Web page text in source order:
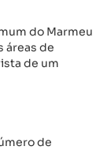
do Marmeu
áreas de
de um
de